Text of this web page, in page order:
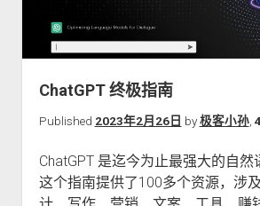
有
提
示
南
（一）
ChatGPT 终极指南
Published 2023年2月26日 by极客小孙,
ChatGPT 是迄今为止最强大的自然
这个指南提供了100多个资源，涉